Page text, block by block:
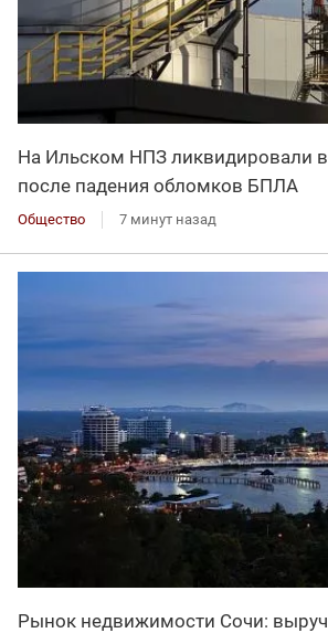
На Ильском НПЗ ликвидировали
после падения обломков БПЛА
Общество 7 минут назад
Рынок недвижимости Сочи: